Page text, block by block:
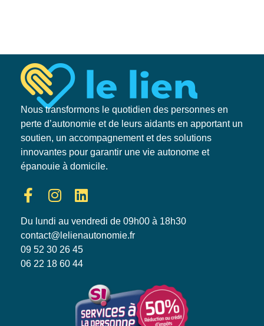
Nous transformons le quotidien des personnes en
perte d’autonomie et de leurs aidants en apportant un
soutien, un accompagnement et des solutions
innovantes pour garantir une vie autonome et
épanouie à domicile.
Du lundi au vendredi de 09h00 à 18h30
contact@lelienautonomie.fr
09 52 30 26 45
06 22 18 60 44